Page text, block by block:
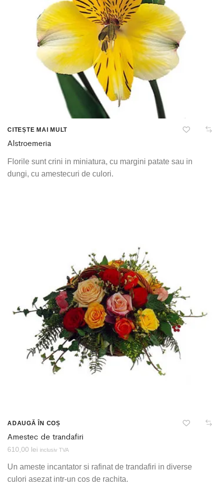
CITEȘTE MAI MULT
Alstroemeria
Florile sunt crini in miniatura, cu margini patate sau in
dungi, cu amestecuri de culori.
ADAUGĂ ÎN COȘ
Amestec de trandafiri
610,00 lei inclusiv TVA
Un ameste incantator si rafinat de trandafiri in diverse
culori asezat intr-un cos de rachita.